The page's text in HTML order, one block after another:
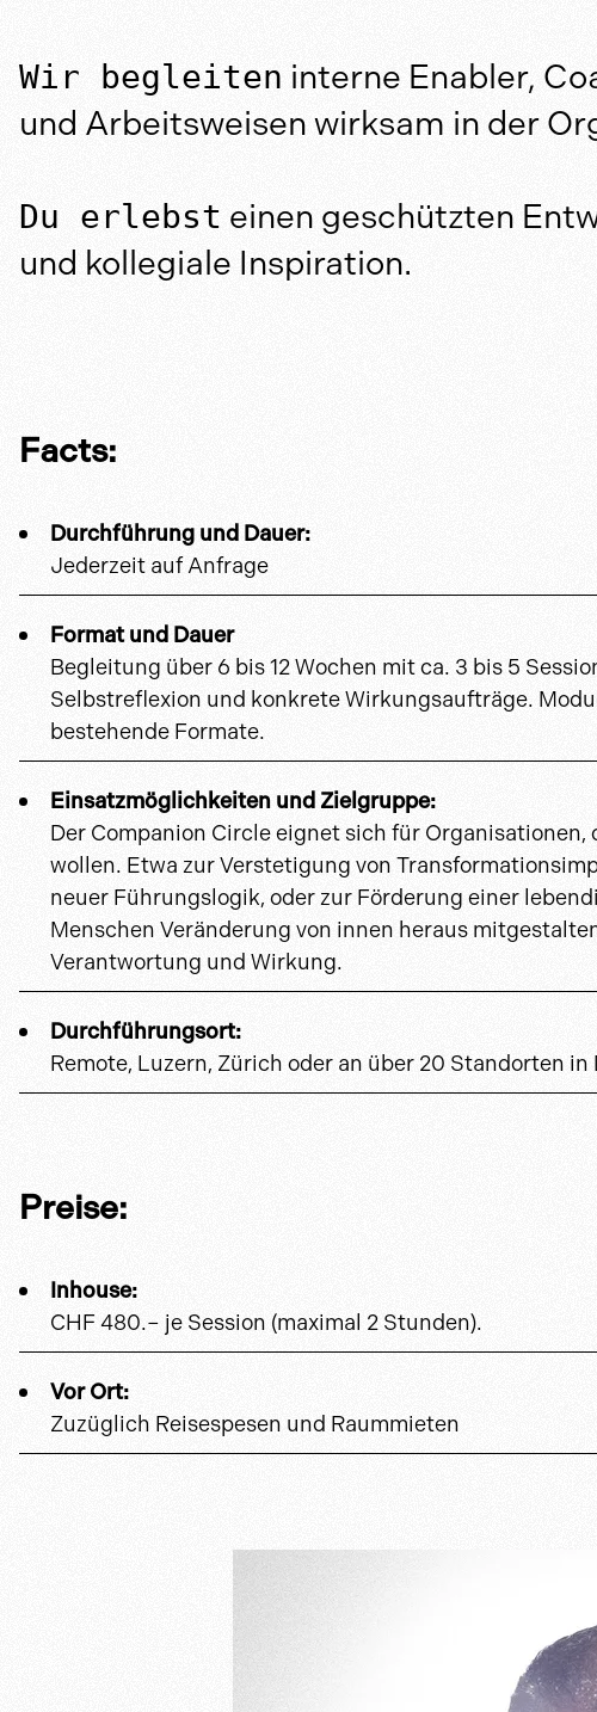
Wir begleiten interne Enabler,
und Arbeitsweisen wirksam in der
Du erlebst einen geschützten
und kollegiale Inspiration.
Facts:
Durchführung und Dauer:
Jederzeit auf Anfrage
Format und Dauer
Begleitung über 6 bis 12 Wochen mit ca. 3 bis 5
Selbstreflexion und konkrete Wirkungsaufträge.
bestehende Formate.
Einsatzmöglichkeiten und Zielgruppe:
Der Companion Circle eignet sich für
wollen. Etwa zur Verstetigung von
neuer Führungslogik, oder zur Förderung einer
Menschen Veränderung von innen heraus
Verantwortung und Wirkung.
Durchführungsort:
Remote, Luzern, Zürich oder an über 20 Standorten in
Preise:
Inhouse:
CHF 480.– je Session (maximal 2 Stunden).
Vor Ort:
Zuzüglich Reisespesen und Raummieten